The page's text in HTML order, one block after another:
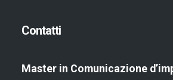
Contatti
Master in Comunicazione